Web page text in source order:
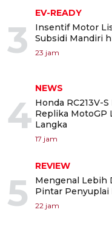
3
EV-READY
Insentif Motor
Subsidi Mandiri
23 jam
4
NEWS
Honda RC213V-
Replika MotoGP
Langka
17 jam
5
REVIEW
Mengenal Lebih
Pintar Penyuplai
22 jam